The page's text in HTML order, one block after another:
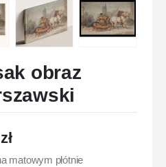
obraz
zł
matowym płótnie